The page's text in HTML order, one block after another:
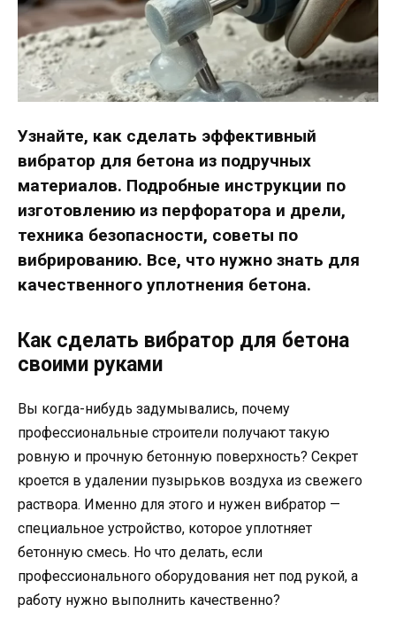
Узнайте, как сделать эффективный
вибратор для бетона из подручных
материалов. Подробные инструкции по
изготовлению из перфоратора и дрели,
техника безопасности, советы по
вибрированию. Все, что нужно знать для
качественного уплотнения бетона.
Как сделать вибратор для бетона
своими руками
Вы когда-нибудь задумывались, почему
профессиональные строители получают такую
ровную и прочную бетонную поверхность? Секрет
кроется в удалении пузырьков воздуха из свежего
раствора. Именно для этого и нужен вибратор —
специальное устройство, которое уплотняет
бетонную смесь. Но что делать, если
профессионального оборудования нет под рукой, а
работу нужно выполнить качественно?